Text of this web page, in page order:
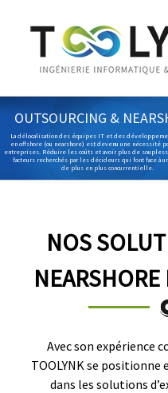
OUTSOURCING &
La délocalisation des équipes IT et des
en offshore (ou nearshore) est devenu une nécessité
entreprises. Réduire les coûts et avoir plus de
facteurs recherchés par les décideurs qui font face à
de plus en plus concurrentielle.
NOS
NEARSHORE
Avec son expérience
TOOLYNK se positionne
dans les solutions